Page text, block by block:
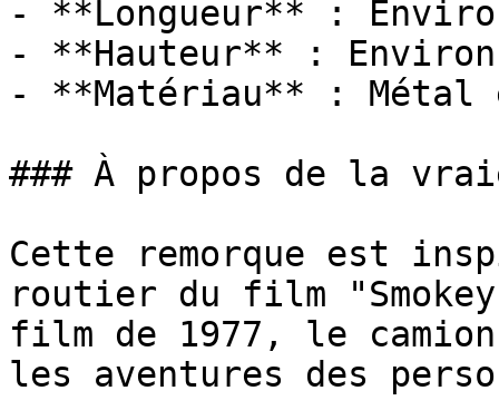
- **Longueur** :
- **Hauteur** : Environ
- **Matériau** : Métal
### À propos de la
Cette remorque est
routier du film
film de 1977, le
les aventures des